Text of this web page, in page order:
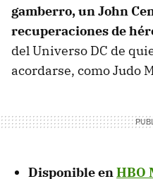
gamberro, un John
recuperaciones de
del Universo DC de
acordarse, como Judo
Disponible enHBO